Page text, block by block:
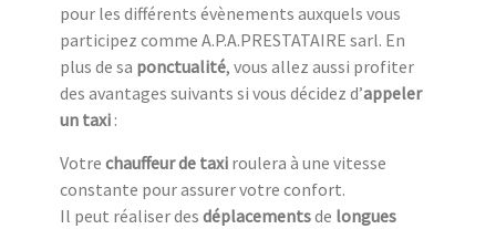
pour les différents évènements auxquels vous
participez comme A.P.A.PRESTATAIRE sarl. En
plus de sa ponctualité, vous allez aussi profiter
des avantages suivants si vous décidez d’appeler
un taxi :
Votre chauffeur de taxi roulera à une vitesse
constante pour assurer votre confort.
Il peut réaliser des déplacementsde longues